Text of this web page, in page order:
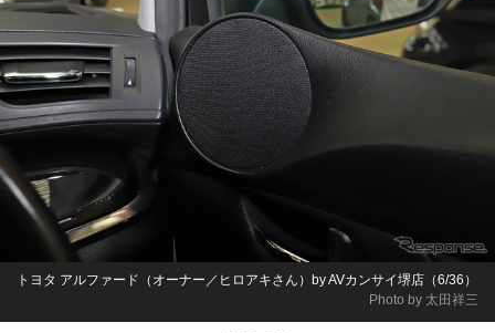
Photo by 太田祥三
トヨタ アルファード（オーナー／ヒロアキさん）by AVカンサイ堺店（6/36）